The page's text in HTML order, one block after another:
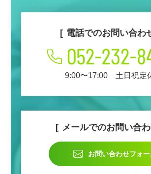
電話でのお問い合わ
9:00〜17:00 土日祝定
メールでのお問い合
お問い合わせフォー